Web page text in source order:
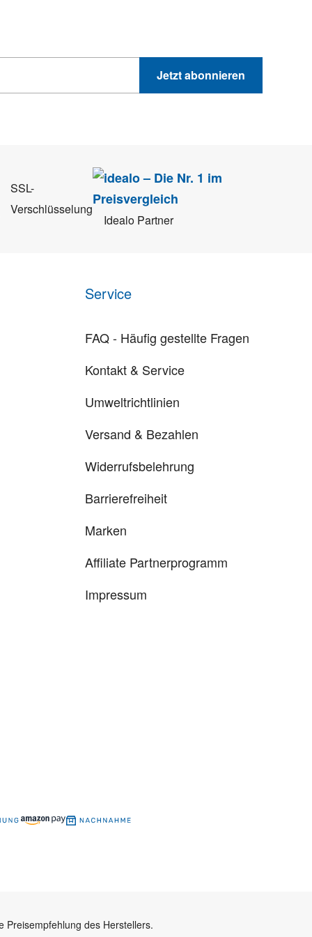
Jetzt abonnieren
SSL-
Verschlüsselung
Idealo Partner
Service
FAQ - Häufig gestellte Fragen
Kontakt & Service
Umweltrichtlinien
Versand & Bezahlen
Widerrufsbelehrung
Barrierefreiheit
Marken
Affiliate Partnerprogramm
Impressum
Preisempfehlung des Herstellers.